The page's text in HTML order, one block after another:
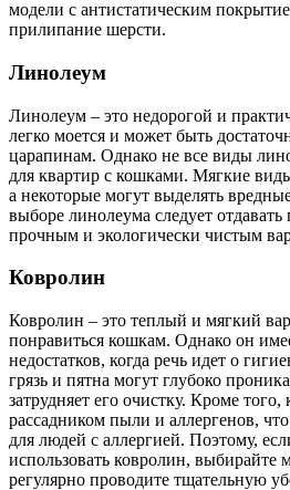
модели с антистатическим
прилипание шерсти.
Линолеум
Линолеум – это недорогой и
легко моется и может быть
царапинам. Однако не все виды
для квартир с кошками. Мягкие
а некоторые могут выделять
выборе линолеума следует отдавать
прочным и экологически чистым
Ковролин
Ковролин – это теплый и мягкий
понравиться кошкам. Однако он
недостатков, когда речь идет о
грязь и пятна могут глубоко
затрудняет его очистку. Кроме
рассадником пыли и аллергенов,
для людей с аллергией. Поэтому,
использовать ковролин, выбирайте
регулярно проводите тщательную